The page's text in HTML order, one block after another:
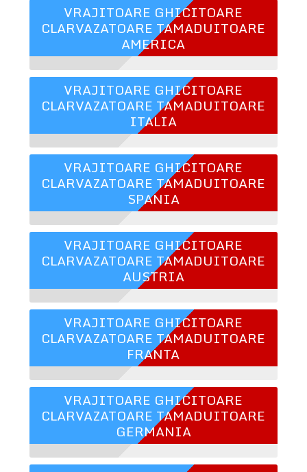
VRAJITOARE GHICITOARE
CLARVAZATOARE TAMADUITOARE
AMERICA
VRAJITOARE GHICITOARE
CLARVAZATOARE TAMADUITOARE
ITALIA
VRAJITOARE GHICITOARE
CLARVAZATOARE TAMADUITOARE
SPANIA
VRAJITOARE GHICITOARE
CLARVAZATOARE TAMADUITOARE
AUSTRIA
VRAJITOARE GHICITOARE
CLARVAZATOARE TAMADUITOARE
FRANTA
VRAJITOARE GHICITOARE
CLARVAZATOARE TAMADUITOARE
GERMANIA